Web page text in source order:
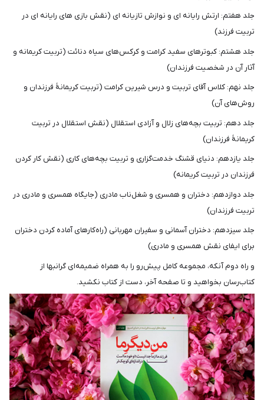
جلد هفتم: ارتش رایانه ای و نوازش تازیانه ای (نقش بازی های رایانه ای در
تربیت فرزند)
جلد هشتم: کبوترهای سفید کرامت و کرکس‌های سیاه دنائت (تربیت کریمانه‌ و
آثار آن در شخصیت فرزندان)
جلد نهم: کلاس آقای تربیت و درس شیرین کرامت (تربیت کریمانۀ فرزندان و
روش‌های آن)
جلد دهم: تربیت بچه‌های زلال و آزادی استقلال (نقش استقلال در تربیت
کریمانۀ فرزندان)
جلد یازدهم: دنیای قشنگ خدمت‌گزاری و تربیت بچه‌های کاری (نقش کار کردن
فرزندان در تربیت کریمانه)
جلد دوازدهم: دختران و همسری و شغل‌ناب مادری (جایگاه همسری و مادری در
تربیت فرزندان)
جلد سیزدهم: دختران آسمانی و سفیران مهربانی (راه‌کارهای آماده کردن دختران
برای ایفای نقش همسری و مادری)
و راه دوم آنکه، مجموعه کامل پیش‌رو را به همراه ضمیمه‌ای گرانبها از
کتاب‌رسان بخواهید و تا صفحه آخر، دست از کتاب نکشید.